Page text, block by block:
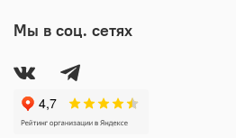
Мы в соц. сетях